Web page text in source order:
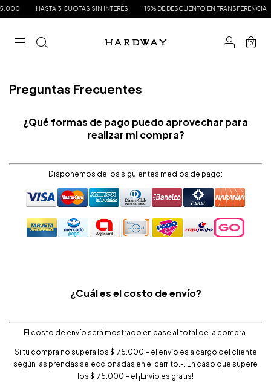
HASTA 3 CUOTAS SIN INTERÉS 15% DE DESCUENTO EN TRANSFERENCIA
0
Preguntas Frecuentes
¿Qué formas de pago puedo aprovechar para
realizar mi compra?
Disponemos de los siguientes medios de pago:
¿Cuál es el costo de envío?
El costo de envío será mostrado en base al total de la compra.
Si tu compra no supera los $175.000.- el envío es a cargo del cliente
según las prendas seleccionadas en el carrito.-. En caso que supere
los $175.000.- el ¡Envío es gratis!